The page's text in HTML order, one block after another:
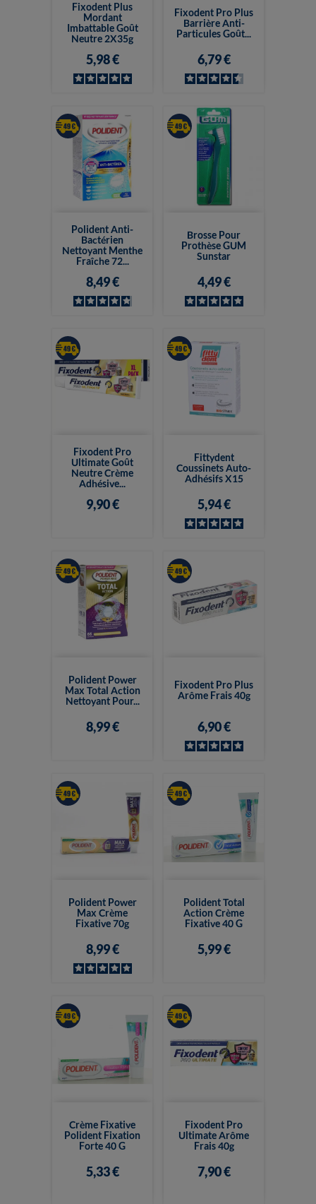
Fixodent Plus
Mordant
Imbattable Goût
Neutre 2X35g
5,98 €
Fixodent Pro Plus
Barrière Anti-
Particules Goût...
6,79 €
Polident Anti-
Bactérien
Nettoyant Menthe
Fraîche 72...
8,49 €
Brosse Pour
Prothèse GUM
Sunstar
4,49 €
Fixodent Pro
Ultimate Goût
Neutre Crème
Adhésive...
9,90 €
Fittydent
Coussinets Auto-
Adhésifs X15
5,94 €
Polident Power
Max Total Action
Nettoyant Pour...
8,99 €
Fixodent Pro Plus
Arôme Frais 40g
6,90 €
Polident Power
Max Crème
Fixative 70g
8,99 €
Polident Total
Action Crème
Fixative 40 G
5,99 €
Crème Fixative
Polident Fixation
Forte 40 G
5,33 €
Fixodent Pro
Ultimate Arôme
Frais 40g
7,90 €